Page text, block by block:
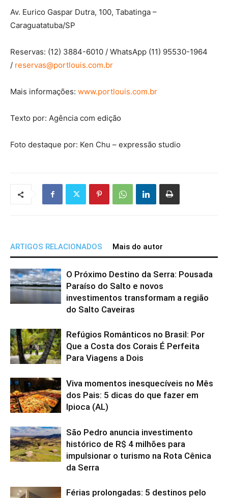
Av. Eurico Gaspar Dutra, 100, Tabatinga –
Caraguatatuba/SP
Reservas: (12) 3884-6010 / WhatsApp (11) 95530-1964
/ reservas@portlouis.com.br
Mais informações: www.portlouis.com.br
Texto por: Agência com edição
Foto destaque por: Ken Chu – expressão studio
ARTIGOS RELACIONADOS Mais do autor
O Próximo Destino da Serra: Pousada
Paraíso do Salto e novos
investimentos transformam a região
do Salto Caveiras
Refúgios Românticos no Brasil: Por
Que a Costa dos Corais É Perfeita
Para Viagens a Dois
Viva momentos inesquecíveis no Mês
dos Pais: 5 dicas do que fazer em
Ipioca (AL)
São Pedro anuncia investimento
histórico de R$ 4 milhões para
impulsionar o turismo na Rota Cênica
da Serra
Férias prolongadas: 5 destinos pelo